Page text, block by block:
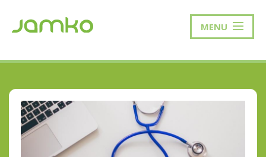
MENU